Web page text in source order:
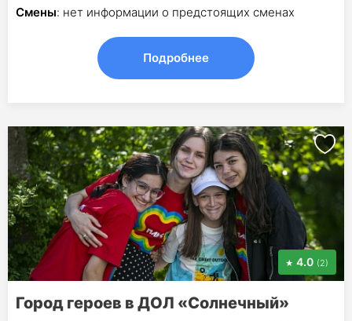
Смены: нет информации о предстоящих сменах
Подробнее
4.0 (2)
Город героев в ДОЛ «Солнечный»